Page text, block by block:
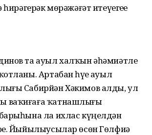
һирәгерәк мөрәжәғәт итеүегеҙҙе
та ауыл халҡын әһәмиәтле
Артабан һүҙҙе ауыл
Сабирйән Хәкимов алды, ул
ваҡиғаға ҡатнашлығы
ла ихлас күңелдән
Йыйылыусылар өсөн Гөлфиә